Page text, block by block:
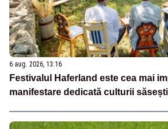
6 aug. 2026, 13:16
Festivalul Haferland este cea mai
manifestare dedicată culturii săsești